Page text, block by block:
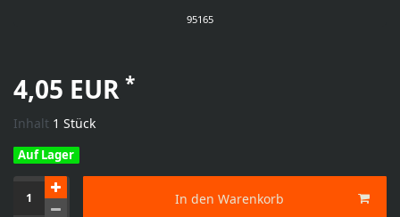
95165
4,05 EUR *
Inhalt 1 Stück
Auf Lager
In den Warenkorb